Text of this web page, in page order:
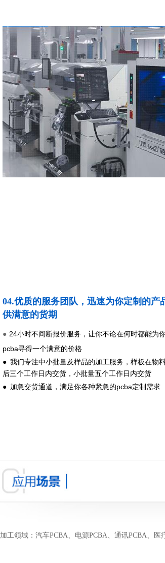
04.优质的服务团队，迅速为你定制的产
供满意的货期
● 24小时不间断报价服务，让你不论在何时都能为
pcba寻得一个满意的价格
● 我们专注中小批量及样品的加工服务，样板在物
后三个工作日内交货，小批量五个工作日内交货
● 加急交货通道，满足你各种紧急的pcba定制需求
加工领域：汽车PCBA、电源PCBA、通讯PCBA、医